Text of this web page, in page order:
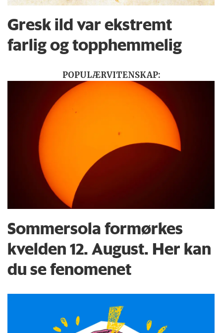
Gresk ild var ekstremt
farlig og topphemmelig
POPULÆRVITENSKAP:
Sommersola formørkes
kvelden 12. August. Her kan
du se fenomenet